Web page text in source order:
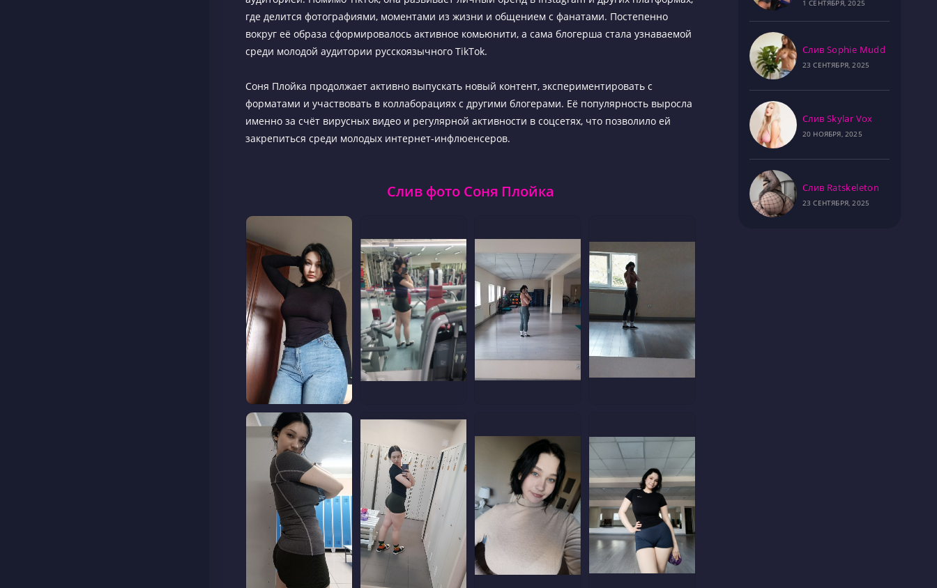
где делится фотографиями, моментами из жизни и общением с фанатами. Постепенно
вокруг её образа сформировалось активное комьюнити, а сама блогерша стала узнаваемой
среди молодой аудитории русскоязычного TikTok.
Соня Плойка продолжает активно выпускать новый контент, экспериментировать с
форматами и участвовать в коллаборациях с другими блогерами. Её популярность выросла
именно за счёт вирусных видео и регулярной активности в соцсетях, что позволило ей
закрепиться среди молодых интернет-инфлюенсеров.
Слив фото Соня Плойка
1 СЕНТЯБРЯ, 2025
Слив Sophie Mudd
23 СЕНТЯБРЯ, 2025
Слив Skylar Vox
20 НОЯБРЯ, 2025
Слив Ratskeleton
23 СЕНТЯБРЯ, 2025